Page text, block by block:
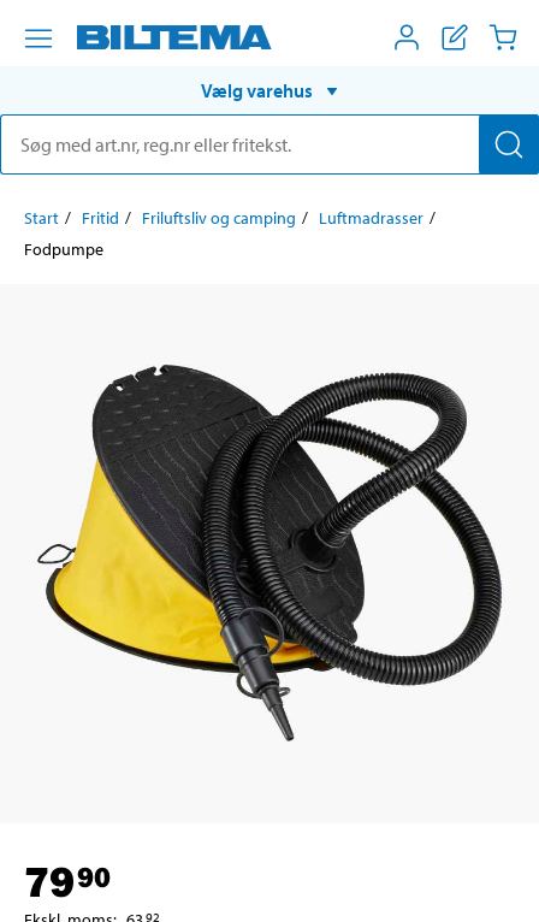
Vælg varehus
Start Fritid Friluftsliv og camping
Luftmadrasser
Fodpumpe
7990
92